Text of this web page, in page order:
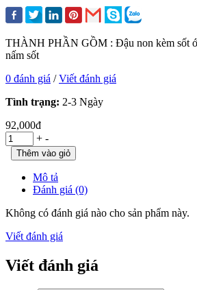
THÀNH PHẦN GỒM : Đậu non kèm sốt
nấm sốt
0 đánh giá /Viết đánh giá
Tình trạng: 2-3 Ngày
92,000đ
+ -
Mô tả
Đánh giá (0)
Không có đánh giá nào cho sản phẩm này.
Viết đánh giá
Viết đánh giá